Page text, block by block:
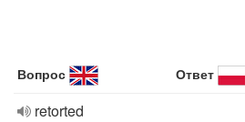
Вопрос Ответ
retorted